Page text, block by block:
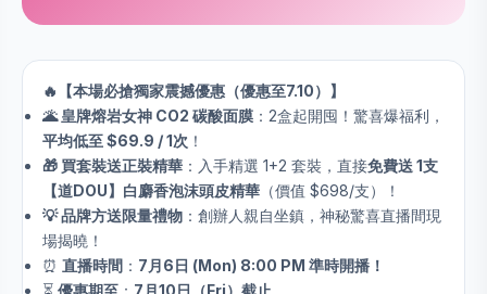
🔥【本場必搶獨家震撼優惠（優惠至7.10）】
🌋 皇牌熔岩女神 CO2 碳酸面膜 ：2盒起開囤！驚喜爆福利，
平均低至 $69.9 / 1次 ！
🎁 買套裝送正裝精華 ：入手精選 1+2 套裝，直接免費送 1支
【道DOU】白麝香泡沫頭皮精華 （價值 $698/支）！
💡 品牌方送限量禮物 ：創辦人親自坐鎮，神秘驚喜直播間現
場揭曉！
⏰ 直播時間 ： 7月6日 (Mon) 8:00 PM 準時開播！
⏳ 優惠期至 ： 7月10日（Fri）截止